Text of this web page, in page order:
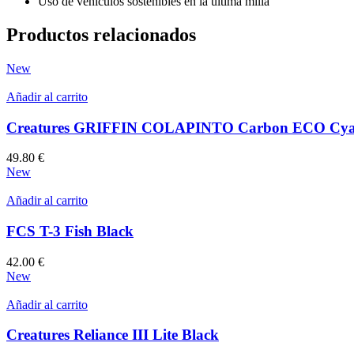
Productos relacionados
New
Añadir al carrito
Creatures GRIFFIN COLAPINTO Carbon ECO
49.80 €
New
Añadir al carrito
FCS T-3 Fish Black
42.00 €
New
Añadir al carrito
Creatures Reliance III Lite Black